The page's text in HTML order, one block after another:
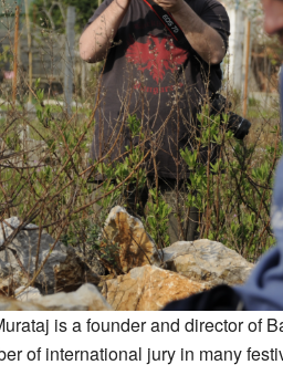
is a founder and director of
of international jury in many